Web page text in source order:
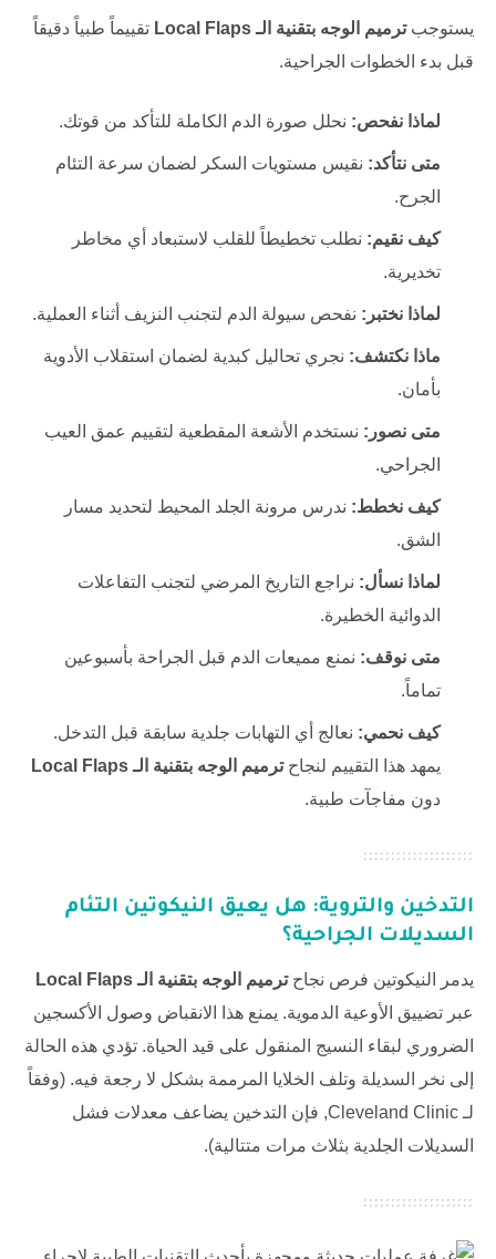
يستوجبترميم الوجه بتقنية الـ Local Flaps
تقييماً طبياً دقيقاً
قبل بدء الخطوات الجراحية.
لماذا نفحص: نحلل صورة الدم الكاملة للتأكد من قوتك.
متى نتأكد: نقيس مستويات السكر لضمان سرعة التئام
الجرح.
كيف نقيم: نطلب تخطيطاً للقلب لاستبعاد أي مخاطر
تخديرية.
لماذا نختبر: نفحص سيولة الدم لتجنب النزيف أثناء العملية.
ماذا نكتشف: نجري تحاليل كبدية لضمان استقلاب الأدوية
بأمان.
متى نصور: نستخدم الأشعة المقطعية لتقييم عمق العيب
الجراحي.
كيف نخطط: ندرس مرونة الجلد المحيط لتحديد مسار
الشق.
لماذا نسأل: نراجع التاريخ المرضي لتجنب التفاعلات
الدوائية الخطيرة.
متى نوقف: نمنع مميعات الدم قبل الجراحة بأسبوعين
تماماً.
كيف نحمي: نعالج أي التهابات جلدية سابقة قبل التدخل.
يمهد هذا التقييم لنجاحترميم الوجه بتقنية الـ Local Flaps
دون مفاجآت طبية.
التدخين والتروية: هل يعيق النيكوتين التئام
السديلات الجراحية؟
يدمر النيكوتين فرص نجاحترميم الوجه بتقنية الـ Local Flaps
عبر تضييق الأوعية الدموية. يمنع هذا الانقباض وصول الأكسجين
الضروري لبقاء النسيج المنقول على قيد الحياة. تؤدي هذه الحالة
إلى نخر السديلة وتلف الخلايا المرممة بشكل لا رجعة فيه. (وفقاً
لـ Cleveland Clinic, فإن التدخين يضاعف معدلات فشل
السديلات الجلدية بثلاث مرات متتالية).